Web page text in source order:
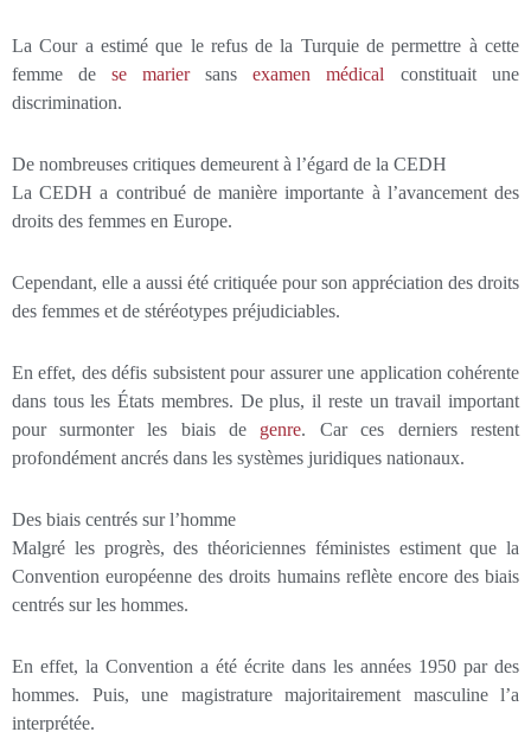
La Cour a estimé que le refus de la Turquie de permettre à cette
femme de se mariersans examen médical constituait une
discrimination.
De nombreuses critiques demeurent à l’égard de la CEDH
La CEDH a contribué de manière importante à l’avancement des
droits des femmes en Europe.
Cependant, elle a aussi été critiquée pour son appréciation des droits
des femmes et de stéréotypes préjudiciables.
En effet, des défis subsistent pour assurer une application cohérente
dans tous les États membres. De plus, il reste un travail important
pour surmonter les biais de genre. Car ces derniers restent
profondément ancrés dans les systèmes juridiques nationaux.
Des biais centrés sur l’homme
Malgré les progrès, des théoriciennes féministes estiment que la
Convention européenne des droits humains reflète encore des biais
centrés sur les hommes.
En effet, la Convention a été écrite dans les années 1950 par des
hommes. Puis, une magistrature majoritairement masculine l’a
interprétée.